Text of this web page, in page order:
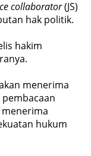
collaborator(JS)
hak politik.
hakim
menerima
hu­kum